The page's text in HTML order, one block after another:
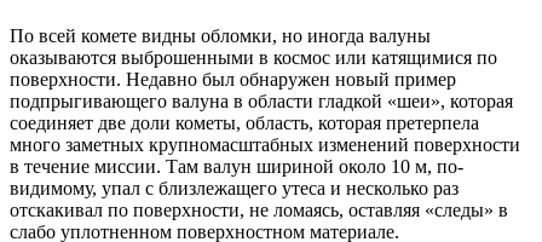
По всей комете видны обломки, но иногда валуны
оказываются выброшенными в космос или катящимися по
поверхности. Недавно был обнаружен новый пример
подпрыгивающего валуна в области гладкой «шеи», которая
соединяет две доли кометы, область, которая претерпела
много заметных крупномасштабных изменений поверхности
в течение миссии. Там валун шириной около 10 м, по-
видимому, упал с близлежащего утеса и несколько раз
отскакивал по поверхности, не ломаясь, оставляя «следы» в
слабо уплотненном поверхностном материале.